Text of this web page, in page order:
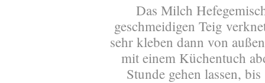
Das Milch
geschmeidigen Teig
sehr kleben dann von
mit einem Küchentuch
Stunde gehen lassen,